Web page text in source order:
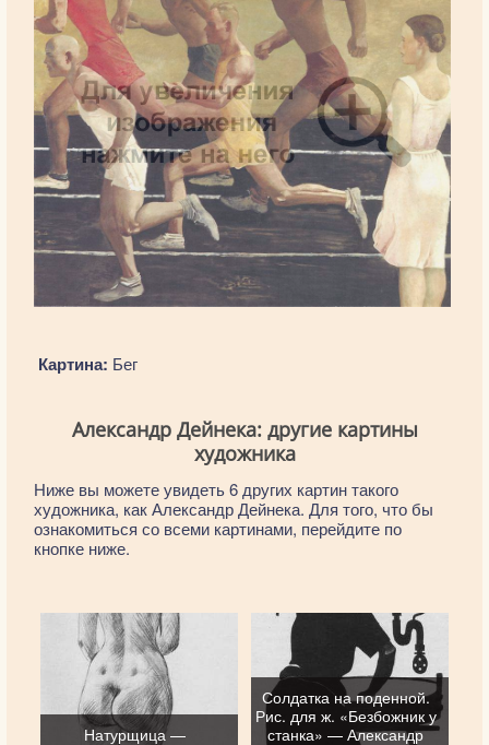
Картина: Бег
Александр Дейнека: другие картины
художника
Ниже вы можете увидеть 6 других картин такого
художника, как Александр Дейнека. Для того, что бы
ознакомиться со всеми картинами, перейдите по
кнопке ниже.
Натурщица —
Солдатка на поденной.
Рис. для ж. «Безбожник у
станка» — Александр